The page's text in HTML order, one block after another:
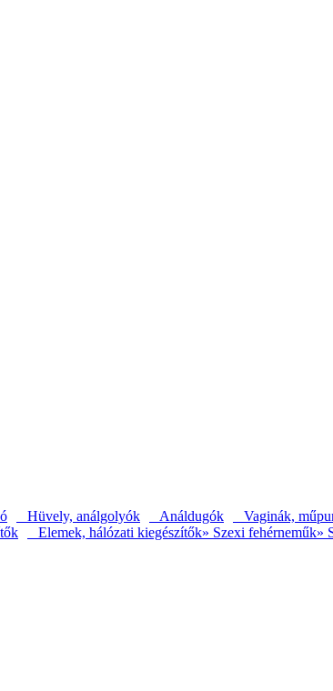
Hüvely, análgolyók Análdugók Vaginák,
Elemek, hálózati kiegészítők» Szexi fehérneműk»